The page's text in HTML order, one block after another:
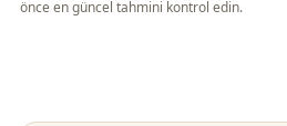
önce en güncel tahmini kontrol edin.